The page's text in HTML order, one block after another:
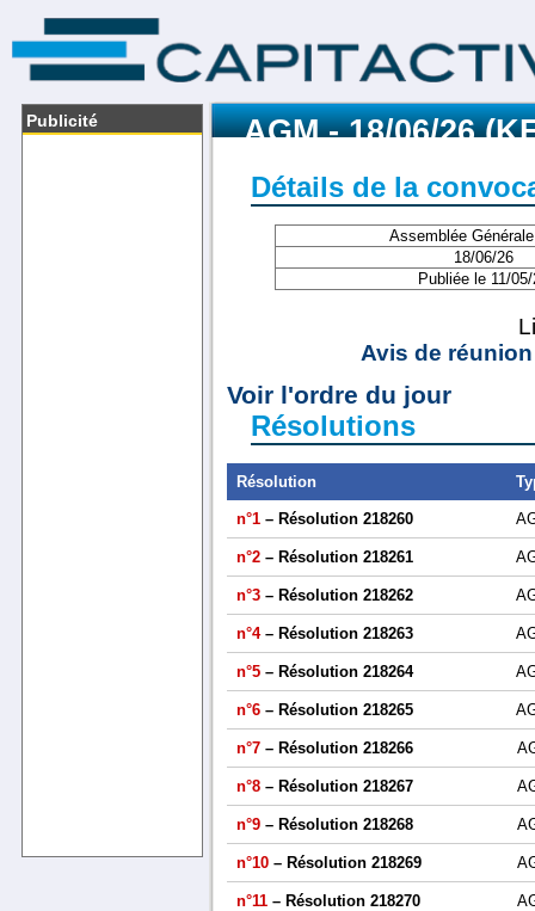
Publicité AGM - 18/06/26
Détails de la
Assemblée
18/06/26
Publiée le 11/05/
Avis de
Voir l'ordre du jour
Résolutions
Résolution
n°1 – Résolution 218260
n°2 – Résolution 218261
n°3 – Résolution 218262
n°4– Résolution 218263
n°5 – Résolution 218264
n°6 – Résolution 218265
n°7 – Résolution 218266
n°8 – Résolution 218267
n°9 – Résolution 218268
n°10 – Résolution 218269
n°11 – Résolution 218270